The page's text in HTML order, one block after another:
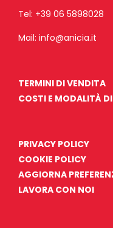
Tel: +39 06 5898028
Mail: info@anicia.it
TERMINI DI VENDITA
COSTI E MODALITÀ
PRIVACY POLICY
COOKIE POLICY
AGGIORNA
LAVORA CON NOI